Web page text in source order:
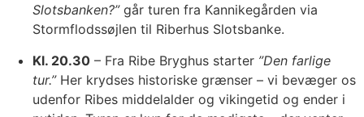
Slotsbanken?”går turen fra Kannikegården via
Stormflodssøjlen til Riberhus Slotsbanke.
Kl. 20.30 – Fra Ribe Bryghus starter ”Den farlige
tur.”Her krydses historiske grænser – vi bevæger os
udenfor Ribes middelalder og vikingetid og ender i